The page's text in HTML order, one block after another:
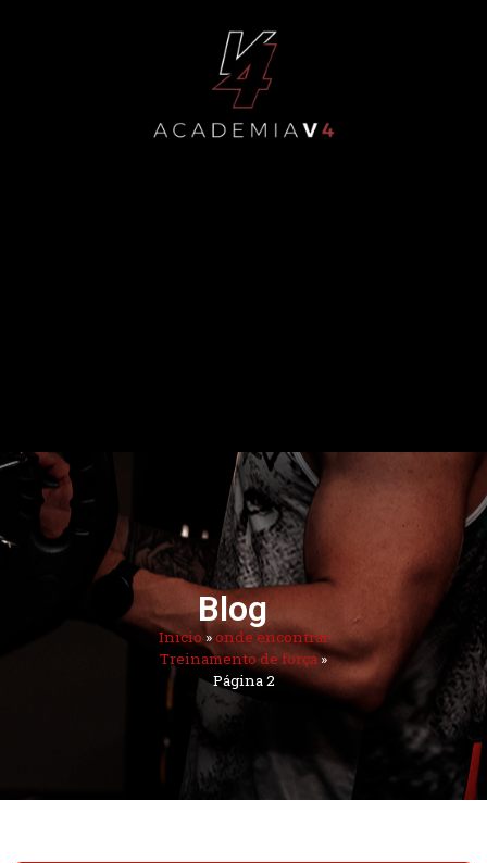
Blog
Início »onde encontrar
Treinamento de força»
Página 2